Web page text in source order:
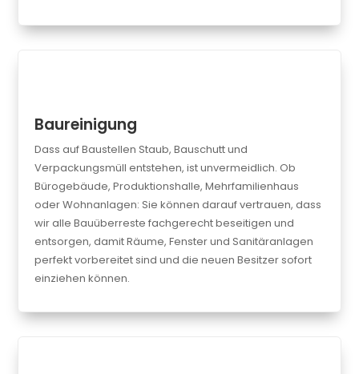
Baureinigung
Dass auf Baustellen Staub, Bauschutt und
Verpackungsmüll entstehen, ist unvermeidlich. Ob
Bürogebäude, Produktionshalle, Mehrfamilienhaus
oder Wohnanlagen: Sie können darauf vertrauen, dass
wir alle Bauüberreste fachgerecht beseitigen und
entsorgen, damit Räume, Fenster und Sanitäranlagen
perfekt vorbereitet sind und die neuen Besitzer sofort
einziehen können.